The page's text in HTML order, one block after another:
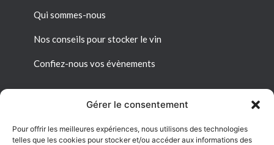
Gérer le consentement
Pour offrir les meilleures expériences, nous utilisons des technologies
telles que les cookies pour stocker et/ou accéder aux informations des
Qui sommes-nous
Nos conseils pour stocker le vin
Confiez-nous vos évènements
Liens utiles